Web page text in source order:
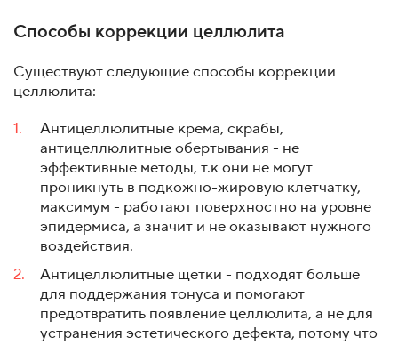
Способы коррекции целлюлита
Существуют следующие способы коррекции
целлюлита:
Антицеллюлитные крема, скрабы,
антицеллюлитные обертывания - не
эффективные методы, т.к они не могут
проникнуть в подкожно-жировую клетчатку,
максимум - работают поверхностно на уровне
эпидермиса, а значит и не оказывают нужного
воздействия.
Антицеллюлитные щетки - подходят больше
для поддержания тонуса и помогают
предотвратить появление целлюлита, а не для
устранения эстетического дефекта, потому что